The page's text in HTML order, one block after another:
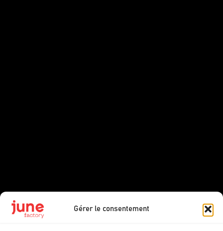
Gérer le consentement